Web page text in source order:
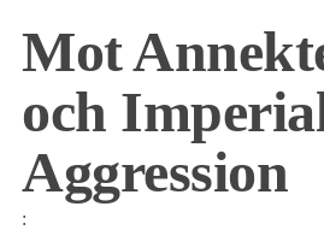
Mot
och
Aggression
: